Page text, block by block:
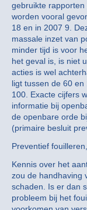
gebruikte
worden vooral
18 en in 2007 9.
massale inzet van
minder tijd is voor
het geval is, is niet
acties is wel
ligt tussen de 60
100. Exacte cijfers
informatie bij
de openbare orde
(primaire besluit
Preventief
Kennis over het
zou de handhaving
schaden. Is er dan
probleem bij het